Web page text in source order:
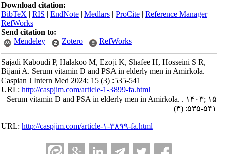
Download citation:
BibTeX|RIS|EndNote|Medlars|ProCite|Reference Manager
RefWorks
Send citation to:
Mendeley
Zotero RefWorks
Sajadi Kaboudi P, Halakoo M, Ezoji K, Shafee H, Hosseini S R,
Bijani A. Serum vitamin D and PSA in elderly men in Amirkola.
Caspian J Intern Med 2024; 15 (3) :535-541
URL:http://caspjim.com/article-1-3899-fa.html
Serum vitamin D and PSA in elderly men in Amirkola. . ۱۴۰۳; ۱۵
(۳) :۵۳۵-۵۴۱
URL:http://caspjim.com/article-۱-۳۸۹۹-fa.html